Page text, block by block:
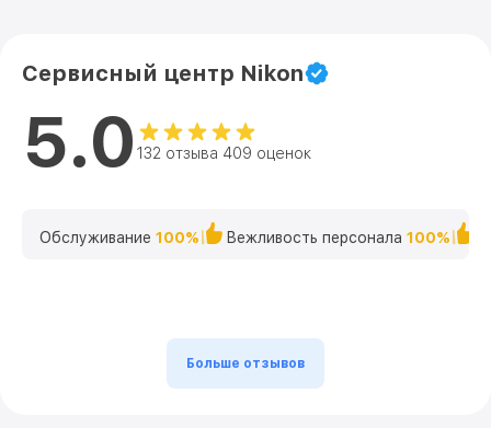
Сервисный центр Nikon
5.0 132 отзыва 409 оценок
Обслуживание 100% Вежливость персонала 100%
Больше отзывов